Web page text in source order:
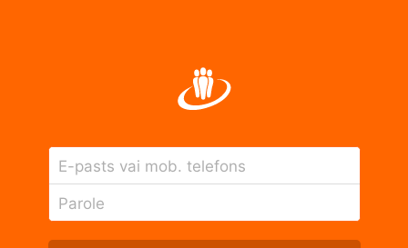
E-pasts vai mob. telefons
Parole